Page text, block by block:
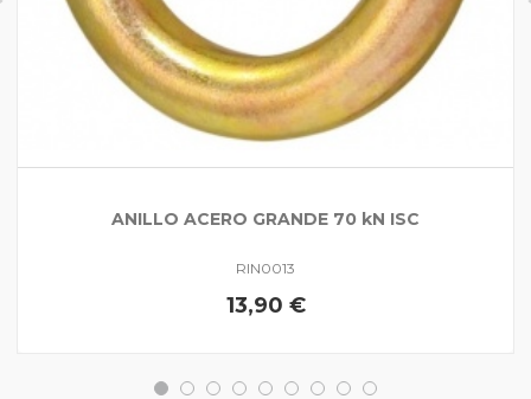
ANILLO ACERO GRANDE 70 kN ISC
RIN0013
13,90 €